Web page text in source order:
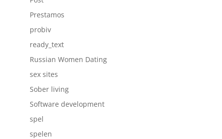
Prestamos
probiv
ready_text
Russian Women Dating
sex sites
Sober living
Software development
spel
spelen